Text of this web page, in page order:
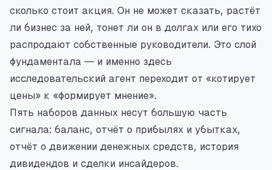
сколько стоит акция. Он не может сказать, растёт
ли бизнес за ней, тонет ли он в долгах или его тихо
распродают собственные руководители. Это слой
фундаментала — и именно здесь
исследовательский агент переходит от «котирует
цены» к «формирует мнение».
Пять наборов данных несут большую часть
сигнала: баланс, отчёт о прибылях и убытках,
отчёт о движении денежных средств, история
дивидендов и сделки инсайдеров.